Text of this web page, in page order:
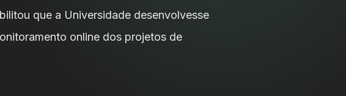
que a Universidade desenvolvesse
online dos projetos de